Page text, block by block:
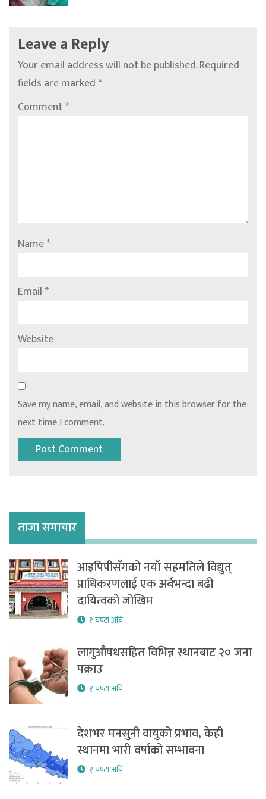
Leave a Reply
Your email address will not be published.Required
fields are marked*
Comment*
Name*
Email*
Website
Save my name, email, and website in this browser for the
next time I comment.
ताजा समाचार
आइपिपीसँगको नयाँ सहमतिले विद्युत्
प्राधिकरणलाई एक अर्बभन्दा बढी
दायित्वको जोखिम
१ घण्टा अघि
लागुऔषधसहित विभिन्न स्थानबाट २० जना
पक्राउ
१ घण्टा अघि
देशभर मनसुनी वायुको प्रभाव, केही
स्थानमा भारी वर्षाको सम्भावना
१ घण्टा अघि